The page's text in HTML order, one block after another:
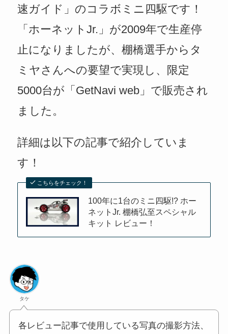
速ガイド」のコラボミニ四駆です！
「ホーネットJr.」が2009年で生産停
止になりましたが、棚橋選手からタ
ミヤさんへの要望で実現し、限定
5000台が「GetNavi web」で販売され
ました。
詳細は以下の記事で紹介していま
す！
こちらをチェック！
100年に1台のミニ四駆!? ホー
ネットJr. 棚橋弘至スペシャル
キット レビュー！
タケ
各レビュー記事で使用している写真の撮影方法、